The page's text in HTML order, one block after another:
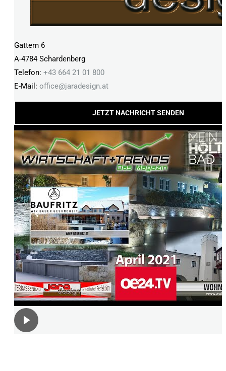
Gattern 6
A-4784 Schardenberg
Telefon: +43 664 21 01 800
E-Mail: office@jaradesign.at
JETZT NACHRICHT SENDEN